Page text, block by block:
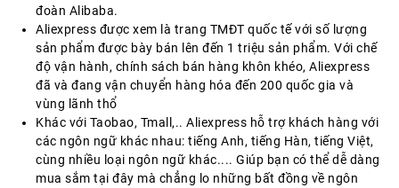
đoàn Alibaba.
Aliexpress được xem là trang TMĐT quốc tế với số lượng
sản phẩm được bày bán lên đến 1 triệu sản phẩm. Với chế
độ vận hành, chính sách bán hàng khôn khéo, Aliexpress
đã và đang vận chuyển hàng hóa đến 200 quốc gia và
vùng lãnh thổ
Khác với Taobao, Tmall,.. Aliexpress hỗ trợ khách hàng với
các ngôn ngữ khác nhau: tiếng Anh, tiếng Hàn, tiếng Việt,
cùng nhiều loại ngôn ngữ khác.... Giúp bạn có thể dễ dàng
mua sắm tại đây mà chẳng lo những bất đồng về ngôn